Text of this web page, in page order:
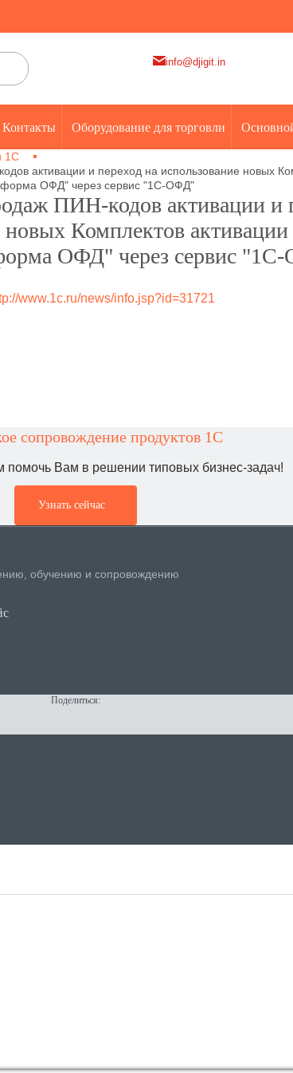
info@djigit.in
Контакты Оборудование для торговли
1С
активации и переход на использование новых
ОФД" через сервис "1С-ОФД"
ПИН-кодов активации и
новых Комплектов
ОФД" через сервис
www.1c.ru/news/info.jsp?id=31721
сопровождение продуктов 1C
помочь Вам в решении типовых бизнес-задач!
Узнать сейчас
обучению и сопровождению
Поделиться: